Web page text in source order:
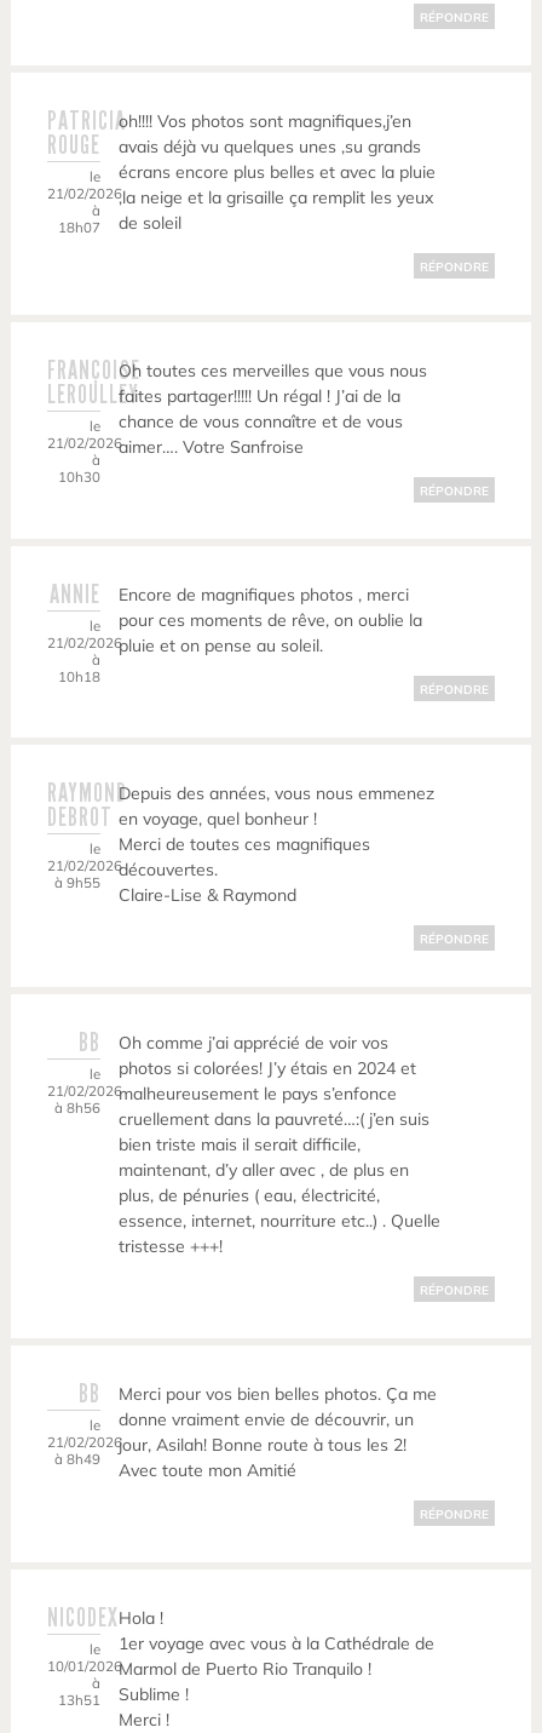
RÉPONDRE
PATRICIA
ROUGE
le
21/02/2026
à
18h07
oh!!!! Vos photos sont magnifiques,j’en
avais déjà vu quelques unes ,su grands
écrans encore plus belles et avec la pluie
,la neige et la grisaille ça remplit les yeux
de soleil
RÉPONDRE
FRANÇOISE
LEROULLEY
le
21/02/2026
à
10h30
Oh toutes ces merveilles que vous nous
faites partager!!!!! Un régal ! J’ai de la
chance de vous connaître et de vous
aimer…. Votre Sanfroise
RÉPONDRE
ANNIE
le
21/02/2026
à
10h18
Encore de magnifiques photos , merci
pour ces moments de rêve, on oublie la
pluie et on pense au soleil.
RÉPONDRE
RAYMOND
DEBROT
le
21/02/2026
à 9h55
Depuis des années, vous nous emmenez
en voyage, quel bonheur !
Merci de toutes ces magnifiques
découvertes.
Claire-Lise & Raymond
RÉPONDRE
BB
le
21/02/2026
à 8h56
Oh comme j’ai apprécié de voir vos
photos si colorées! J’y étais en 2024 et
malheureusement le pays s’enfonce
cruellement dans la pauvreté…:( j’en suis
bien triste mais il serait difficile,
maintenant, d’y aller avec , de plus en
plus, de pénuries ( eau, électricité,
essence, internet, nourriture etc..) . Quelle
tristesse +++!
RÉPONDRE
BB
le
21/02/2026
à 8h49
Merci pour vos bien belles photos. Ça me
donne vraiment envie de découvrir, un
jour, Asilah! Bonne route à tous les 2!
Avec toute mon Amitié
RÉPONDRE
NICODEX
le
10/01/2026
à
13h51
Hola !
1er voyage avec vous à la Cathédrale de
Marmol de Puerto Rio Tranquilo !
Sublime !
Merci !